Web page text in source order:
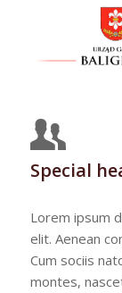
Special
Lorem ipsum
elit. Aenean
Cum sociis
montes,